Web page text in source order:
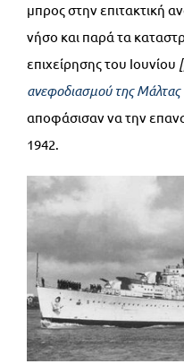
μπρος στην επιτακτική
νήσο και παρά τα
επιχείρησης του Ιουνίου
ανεφοδιασμού της Μάλτας
αποφάσισαν να την
1942.